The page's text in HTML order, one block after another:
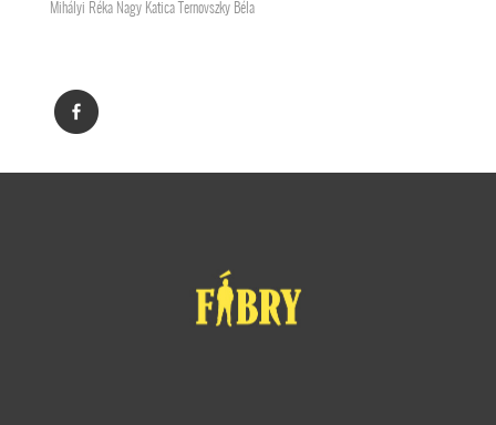
Mihályi Réka Nagy Katica Ternovszky Béla